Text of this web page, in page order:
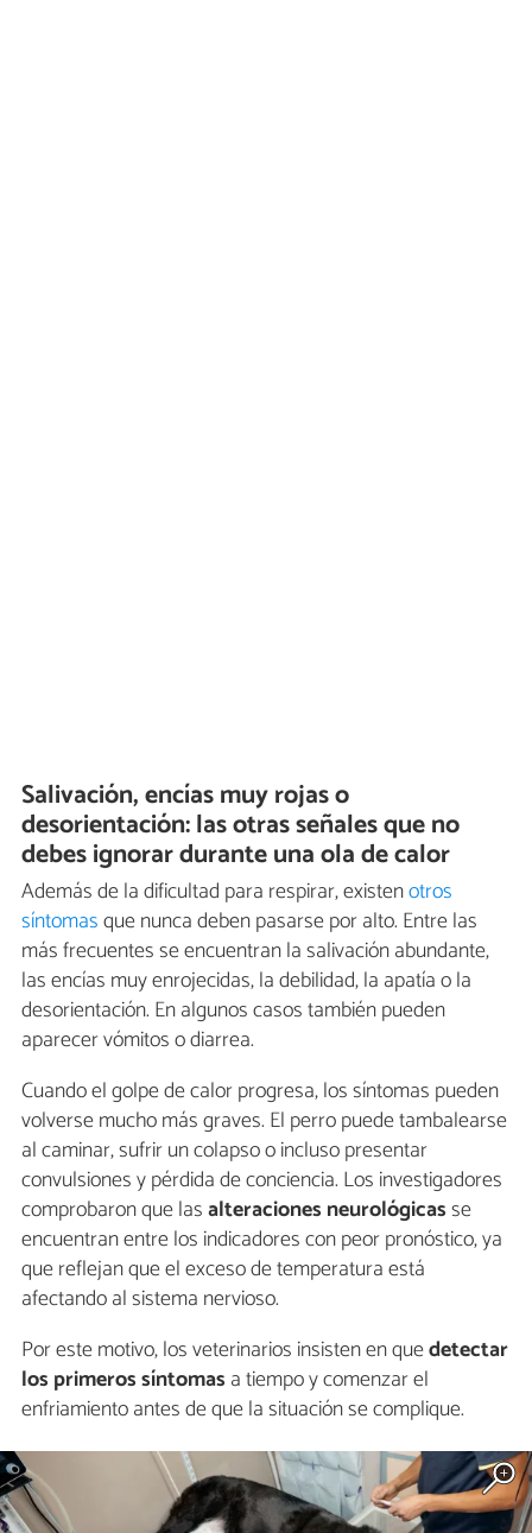
Salivación, encías muy rojas o
desorientación: las otras señales que no
debes ignorar durante una ola de calor
Además de la dificultad para respirar, existenotros
síntomasque nunca deben pasarse por alto. Entre las
más frecuentes se encuentran la salivación abundante,
las encías muy enrojecidas, la debilidad, la apatía o la
desorientación. En algunos casos también pueden
aparecer vómitos o diarrea.
Cuando el golpe de calor progresa, los síntomas pueden
volverse mucho más graves. El perro puede tambalearse
al caminar, sufrir un colapso o incluso presentar
convulsiones y pérdida de conciencia. Los investigadores
comprobaron que lasalteraciones neurológicasse
encuentran entre los indicadores con peor pronóstico, ya
que reflejan que el exceso de temperatura está
afectando al sistema nervioso.
Por este motivo, los veterinarios insisten en quedetectar
los primeros síntomas a tiempo y comenzar el
enfriamiento antes de que la situación se complique.